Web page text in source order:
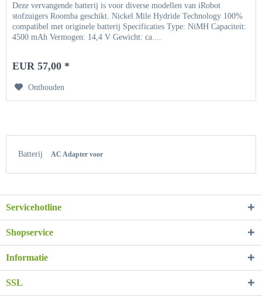
Deze vervangende batterij is voor diverse modellen van iRobot
stofzuigers Roomba geschikt. Nickel Mile Hydride Technology 100%
compatibel met originele batterij Specificaties Type: NiMH Capaciteit:
4500 mAh Vermogen: 14,4 V Gewicht: ca....
EUR 57,00 *
Onthouden
Batterij AC Adapter voor
Servicehotline
Shopservice
Informatie
SSL